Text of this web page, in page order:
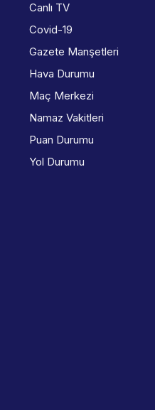
Canlı TV
Covid-19
Gazete Manşetleri
Hava Durumu
Maç Merkezi
Namaz Vakitleri
Puan Durumu
Yol Durumu